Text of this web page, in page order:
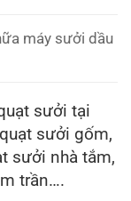
máy sưởi dầu
sưởi tại
sưởi gốm,
sưởi nhà tắm,
trần….